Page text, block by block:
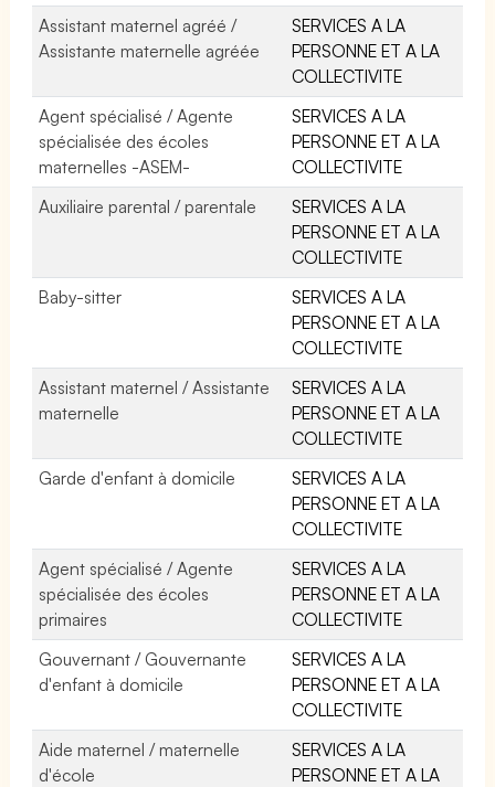
Assistant maternel agréé /
Assistante maternelle agréée
SERVICES A LA
PERSONNE ET A LA
COLLECTIVITE
Agent spécialisé / Agente
spécialisée des écoles
maternelles -ASEM-
SERVICES A LA
PERSONNE ET A LA
COLLECTIVITE
Auxiliaire parental / parentale
SERVICES A LA
PERSONNE ET A LA
COLLECTIVITE
Baby-sitter
SERVICES A LA
PERSONNE ET A LA
COLLECTIVITE
Assistant maternel / Assistante
maternelle
SERVICES A LA
PERSONNE ET A LA
COLLECTIVITE
Garde d'enfant à domicile
SERVICES A LA
PERSONNE ET A LA
COLLECTIVITE
Agent spécialisé / Agente
spécialisée des écoles
primaires
SERVICES A LA
PERSONNE ET A LA
COLLECTIVITE
Gouvernant / Gouvernante
d'enfant à domicile
SERVICES A LA
PERSONNE ET A LA
COLLECTIVITE
Aide maternel / maternelle
d'école
SERVICES A LA
PERSONNE ET A LA